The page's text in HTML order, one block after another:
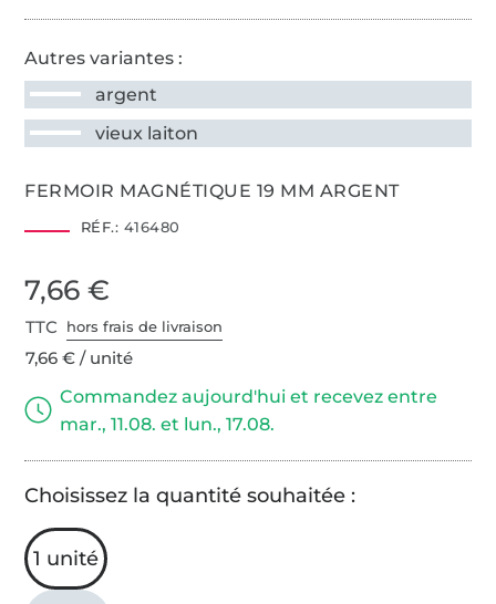
Autres variantes :
argent
vieux laiton
FERMOIR MAGNÉTIQUE 19 MM ARGENT
RÉF.: 416480
7,66 €
TTC hors frais de livraison
7,66 € / unité
Commandez aujourd'hui et recevez entre
mar., 11.08. et lun., 17.08.
Choisissez la quantité souhaitée :
1 unité